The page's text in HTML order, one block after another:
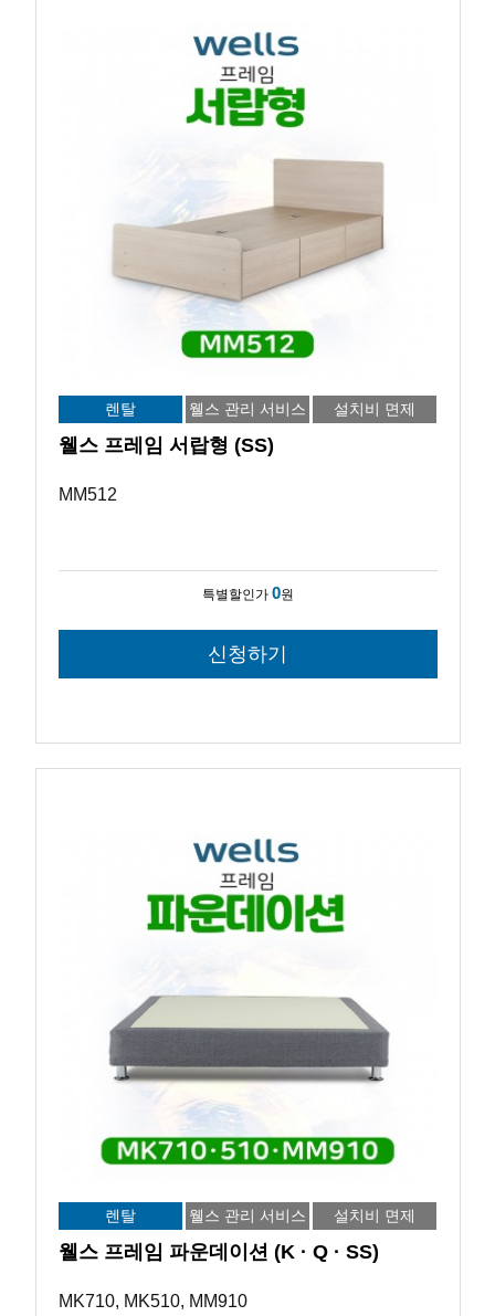
렌탈 웰스 관리 서비스 설치비 면제
웰스 프레임 서랍형 (SS)
MM512
특별할인가 0원
렌탈 웰스 관리 서비스 설치비 면제
웰스 프레임 파운데이션 (K · Q · SS)
MK710, MK510, MM910